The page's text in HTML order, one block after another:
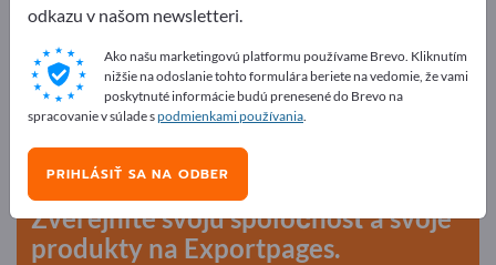
Prístroje na meranie tlaku a manometre
Inzerujte zadarmo na Exportpages!
kontakty >> začnite tu
Zverejnite svoju spoločnosť a svoje
produkty na Exportpages.
odkazu v našom newsletteri.
Ako našu marketingovú platformu používame Brevo. Kliknutím
nižšie na odoslanie tohto formulára beriete na vedomie, že vami
poskytnuté informácie budú prenesené do Brevo na
spracovanie v súlade spodmienkami používania.
PRIHLÁSIŤ SA NA ODBER